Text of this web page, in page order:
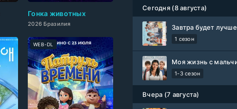
Гонка животных
2026 Бразилия
WEB-DL
Сегодня (8 августа)
Завтра будет лучше
1 сезон
1-3 сезон
Вчера (7 августа)